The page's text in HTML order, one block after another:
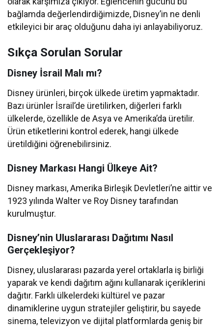
bağlamda değerlendirdiğimizde, Disney’in ne denli
etkileyici bir araç olduğunu daha iyi anlayabiliyoruz.
Sıkça Sorulan Sorular
Disney İsrail Malı mı?
Disney ürünleri, birçok ülkede üretim yapmaktadır.
Bazı ürünler İsrail’de üretilirken, diğerleri farklı
ülkelerde, özellikle de Asya ve Amerika’da üretilir.
Ürün etiketlerini kontrol ederek, hangi ülkede
üretildiğini öğrenebilirsiniz.
Disney Markası Hangi Ülkeye Ait?
Disney markası, Amerika Birleşik Devletleri’ne aittir ve
1923 yılında Walter ve Roy Disney tarafından
kurulmuştur.
Disney’nin Uluslararası Dağıtımı Nasıl
Gerçekleşiyor?
Disney, uluslararası pazarda yerel ortaklarla iş birliği
yaparak ve kendi dağıtım ağını kullanarak içeriklerini
dağıtır. Farklı ülkelerdeki kültürel ve pazar
dinamiklerine uygun stratejiler geliştirir, bu sayede
sinema, televizyon ve dijital platformlarda geniş bir